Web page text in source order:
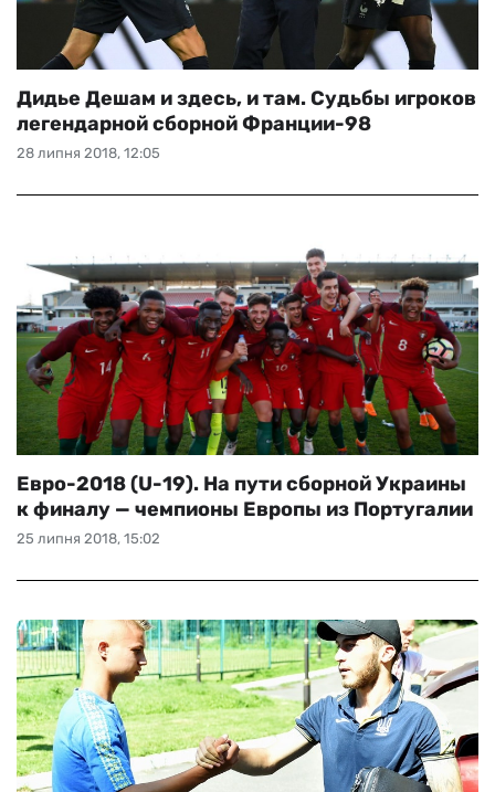
28 липня 2018, 12:05
Дидье Дешам и здесь, и там. Судьбы игроков
легендарной сборной Франции-98
25 липня 2018, 15:02
Евро-2018 (U-19). На пути сборной Украины
к финалу — чемпионы Европы из Португалии